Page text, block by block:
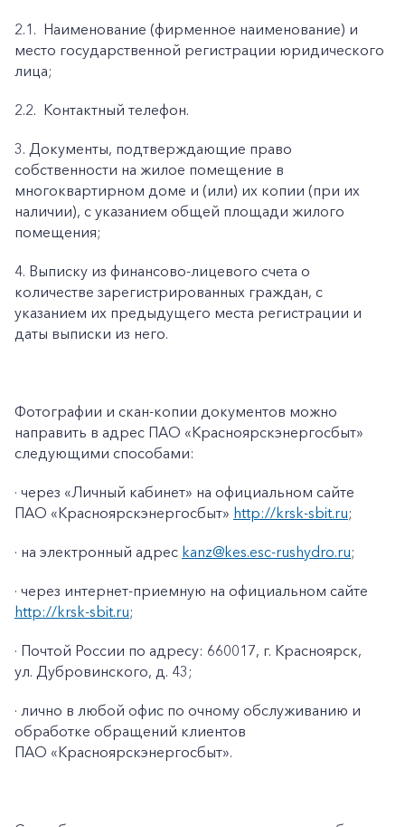
2.1. Наименование (фирменное наименование) и
место государственной регистрации юридического
лица;
2.2. Контактный телефон.
3. Документы, подтверждающие право
собственности на жилое помещение в
многоквартирном доме и (или) их копии (при их
наличии), с указанием общей площади жилого
помещения;
4. Выписку из финансово-лицевого счета о
количестве зарегистрированных граждан, с
указанием их предыдущего места регистрации и
даты выписки из него.
Фотографии и скан-копии документов можно
направить в адрес ПАО «Красноярскэнергосбыт»
следующими способами:
· через «Личный кабинет» на официальном сайте
ПАО «Красноярскэнергосбыт» http://krsk-sbit.ru;
· на электронный адрес kanz@kes.esc-rushydro.ru;
· через интернет-приемную на официальном сайте
http://krsk-sbit.ru;
· Почтой России по адресу: 660017, г. Красноярск,
ул. Дубровинского, д. 43;
· лично в любой офис по очному обслуживанию и
обработке обращений клиентов
ПАО «Красноярскэнергосбыт».